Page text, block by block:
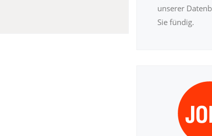
unserer
Sie fündig.